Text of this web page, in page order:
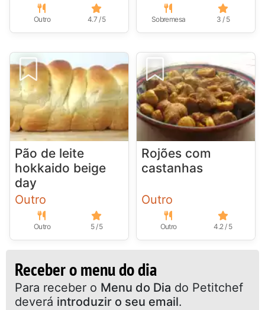
Outro 4.7 / 5 Sobremesa 3 / 5
Pão de leite
hokkaido beige
day
Outro
Outro 5 / 5
Rojões com
castanhas
Outro
Outro 4.2 / 5
Receber o menu do dia
Para receber o Menu do Dia do Petitchef
deverá introduzir o seu email.